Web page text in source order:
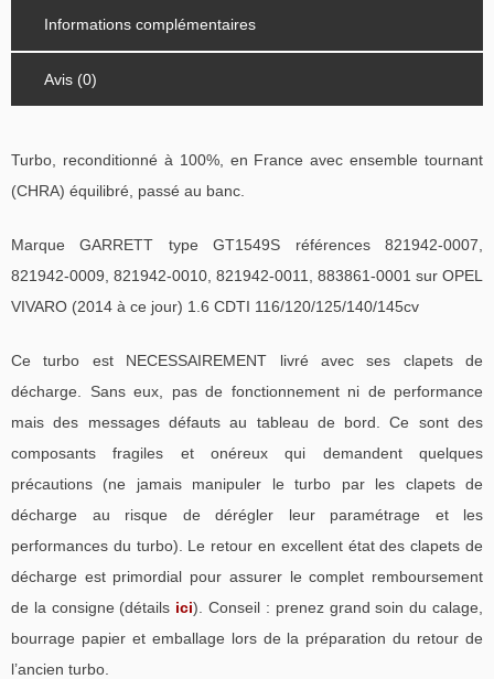
Informations complémentaires
Avis (0)
Turbo, reconditionné à 100%, en France avec ensemble tournant
(CHRA) équilibré, passé au banc.
Marque GARRETT type GT1549S références 821942-0007,
821942-0009, 821942-0010, 821942-0011, 883861-0001 sur OPEL
VIVARO (2014 à ce jour) 1.6 CDTI 116/120/125/140/145cv
Ce turbo est NECESSAIREMENT livré avec ses clapets de
décharge. Sans eux, pas de fonctionnement ni de performance
mais des messages défauts au tableau de bord. Ce sont des
composants fragiles et onéreux qui demandent quelques
précautions (ne jamais manipuler le turbo par les clapets de
décharge au risque de dérégler leur paramétrage et les
performances du turbo). Le retour en excellent état des clapets de
décharge est primordial pour assurer le complet remboursement
de la consigne (détails ici). Conseil : prenez grand soin du calage,
bourrage papier et emballage lors de la préparation du retour de
l’ancien turbo.